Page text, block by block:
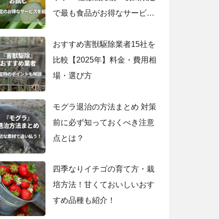
で最も食品がお得なサービス
おすすめ害獣駆除業者15社を
比較【2025年】料金・費用相
場・選び方
モグラ退治の方法まとめ 対策
前に必ず知っておくべき注意
点とは？
四季なりイチゴの育て方・栽
培方法！甘くておいしいおす
すめ品種も紹介！